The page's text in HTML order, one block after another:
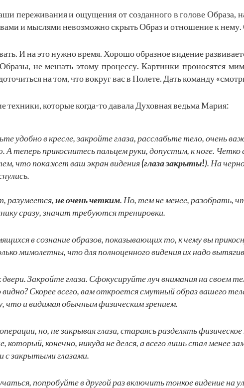
переживания и ощущения от созданного в голове Образа,
и мыслями невозможно скрыть Образ и отношение к
И на это нужно время. Хорошо образное видение
не мешать этому процессу. Картинки проносятся
на том, что вокруг вас в Полете. Дать команду
которые когда-то давала Духовная ведьма Мария:
удобно в кресле, закройте глаза, расслабьте тело, очень
теперь прикоснитесь пальцем руки, допустим, к ноге.
что покажет ваш экран видения(глаза закрыты!). На
разумеется,не очень четким. Но, тем не менее, разобрать,
сразу, значит требуются тренировки.
в сознание образов, показывающих то, к чему вы
мимолетны, что для полноценного видения их надо
Закройте глаза. Сфокусируйте луч внимания на своем
Скорее всего, вам откроется смутный образ вашего
и видимая обычным физическим зрением.
но, не закрывая глаза, стараясь разделять
который, конечно, никуда не делся, а всего лишь стал менее
закрытыми глазами.
попробуйте в другой раз включить тонкое видение